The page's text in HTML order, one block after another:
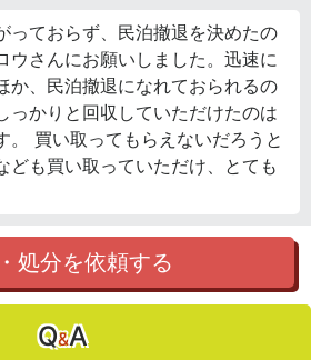
っておらず、民泊撤退を決めたの
ウさんにお願いしました。迅速に
か、民泊撤退になれておられるの
っかりと回収していただけたのは
。 買い取ってもらえないだろうと
ども買い取っていただけ、とても
処分を依頼する
Q&A